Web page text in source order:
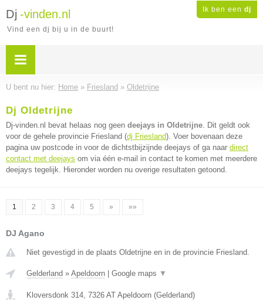
Ik ben een dj
Dj -vinden.nl
Vind een dj bij u in de buurt!
U bent nu hier: Home » Friesland » Oldetrijne
Dj Oldetrijne
Dj-vinden.nl bevat helaas nog geen deejays in Oldetrijne. Dit geldt ook
voor de gehele provincie Friesland (dj Friesland). Voer bovenaan deze
pagina uw postcode in voor de dichtstbijzijnde deejays of ga naar direct
contact met deejays om via één e-mail in contact te komen met meerdere
deejays tegelijk. Hieronder worden nu overige resultaten getoond.
1 2 3 4 5 » »»
DJ Agano
Niet gevestigd in de plaats Oldetrijne en in de provincie Friesland.
Gelderland » Apeldoorn Google maps ▼
Kloversdonk 314, 7326 AT Apeldoorn (Gelderland)